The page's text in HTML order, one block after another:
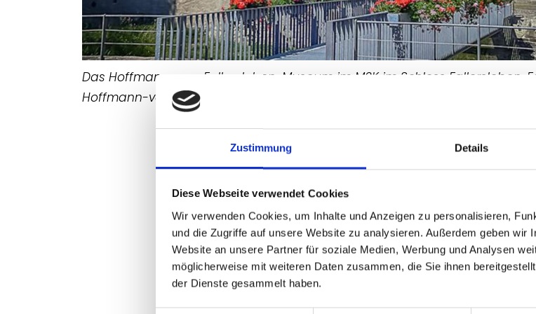
Zustimmung Details
Diese Webseite verwendet Cookies
Wir verwenden Cookies, um Inhalte und Anzeigen zu personalisieren,
und die Zugriffe auf unsere Website zu analysieren. Außerdem geben wir
Website an unsere Partner für soziale Medien, Werbung und Analysen
möglicherweise mit weiteren Daten zusammen, die Sie ihnen
der Dienste gesammelt haben.
Das Hoffmann-von-Fallersleben-Museum im M2K im Schloss Fallersleben,
Hoffmann-von-Fallersleben-Museum im M2K Wolfsburg
"Einigkeit und Recht und Freiheit" – an der Seite des Dichters
deutschen Nationalhymne auf eine Zeitreise ins 19.
das können Besucher*innen im Hoffmann-von-Fallersleben-
Lebensstationen: als kleiner Junge aus Fallersleben, als
verliebter junger Mann oder als Sprach- und
Pure Freude genießt das Publikum beim Karaoke mit
Vögel sind schon da". Einst wurde Hoffmann wegen seiner
Lyrik verfolgt, heute gilt er als einer der wichtigsten Vertreter